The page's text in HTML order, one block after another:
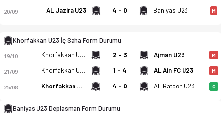
Khorfakkan U23 - Baniyas U23 2-3 bitti. Gol anları, kadro,
20/09 AL Jazira U23 4 - 0 Baniyas U23 M
Khorfakkan U23 İç Saha Form Durumu
19/10 Khorfakkan U23 2 - 3 Ajman U23 M
21/09 Khorfakkan U23 1 - 4 AL Ain FC U23 M
25/08 Khorfakkan U23 4 - 0 AL Bataeh U23 G
Baniyas U23 Deplasman Form Durumu